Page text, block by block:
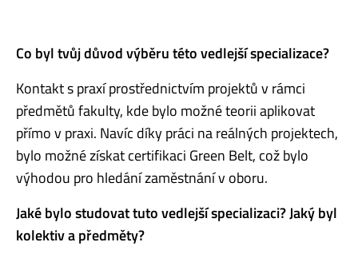
Co byl tvůj důvod výběru této vedlejší specializace?
Kontakt s praxí prostřednictvím projektů v rámci
předmětů fakulty, kde bylo možné teorii aplikovat
přímo v praxi. Navíc díky práci na reálných projektech,
bylo možné získat certifikaci Green Belt, což bylo
výhodou pro hledání zaměstnání v oboru.
Jaké bylo studovat tuto vedlejší specializaci? Jaký byl
kolektiv a předměty?